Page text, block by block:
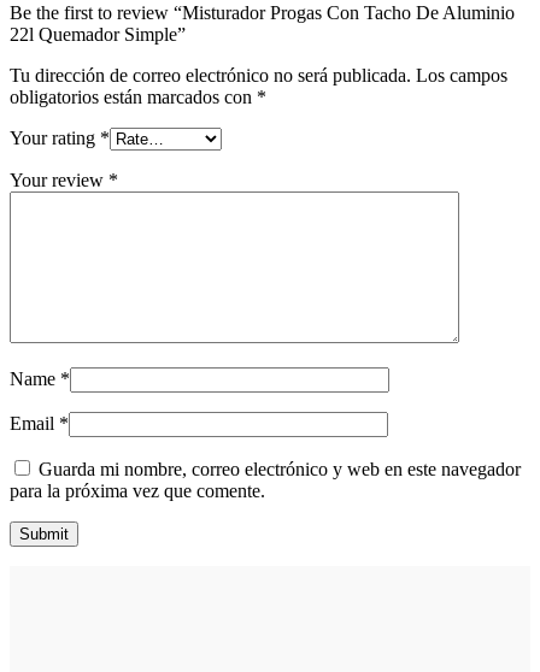
Be the first to review “Misturador Progas Con Tacho De Aluminio
22l Quemador Simple”
Tu dirección de correo electrónico no será publicada. Los campos
obligatorios están marcados con *
Your rating *
Your review *
Name *
Email *
Guarda mi nombre, correo electrónico y web en este navegador
para la próxima vez que comente.